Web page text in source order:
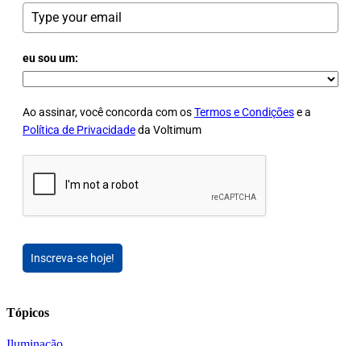
eu sou um:
Ao assinar, você concorda com osTermos e Condiçõese a
Política de Privacidadeda Voltimum
Inscreva-se hoje!
Tópicos